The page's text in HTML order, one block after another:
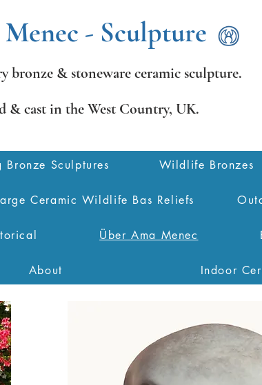
- Sculpture
bronze & stoneware ceramic sculpture.
& cast in the West Country, UK.
Bronze Sculptures Wildlife Bronzes
Ceramic Wildlife Bas Reliefs
Über Ama Menec
About Indoor